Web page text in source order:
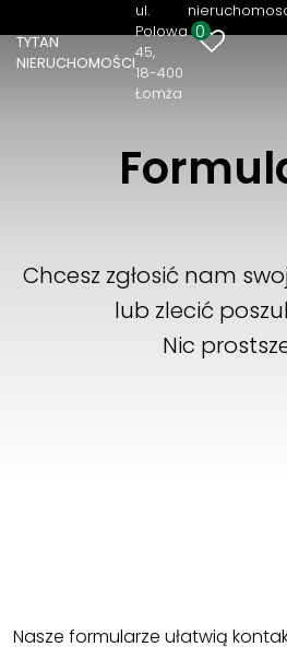
TYTAN
NIERUCHOMOŚCI
ul.
Polowa
45
18-400
Łomża
0
Chcesz zgłosić nam
lub zlecić
Nic
Nasze formularze ułatwią